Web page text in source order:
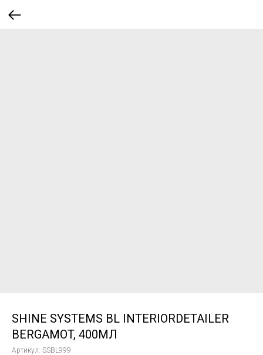
SHINE SYSTEMS BL INTERIORDETAILER
BERGAMOT, 400МЛ
Артикул: SSBL999